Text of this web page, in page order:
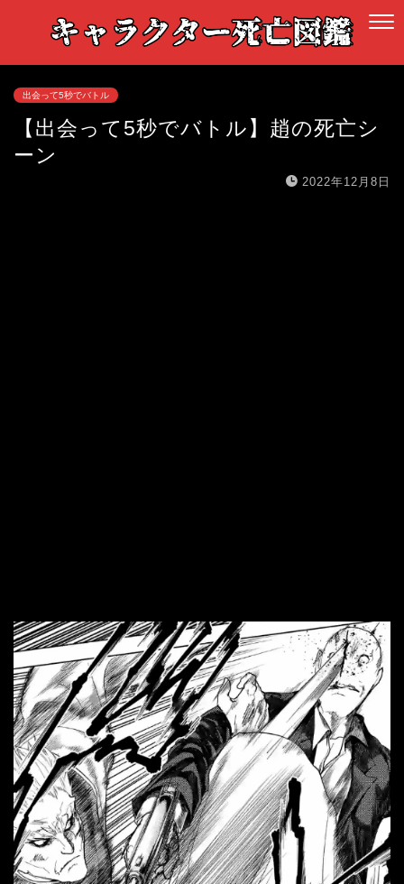
出会って5秒でバトル
【出会って5秒でバトル】趙の死亡シ
ーン
2022年12月8日